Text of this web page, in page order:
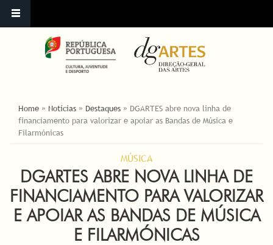
ESTÁ AQUI
Home » Notícias » Destaques » DGARTES abre nova linha de
financiamento para valorizar e apoiar as Bandas de Música e
Filarmónicas
MÚSICA
DGARTES ABRE NOVA LINHA DE
FINANCIAMENTO PARA VALORIZAR
E APOIAR AS BANDAS DE MÚSICA
E FILARMÓNICAS